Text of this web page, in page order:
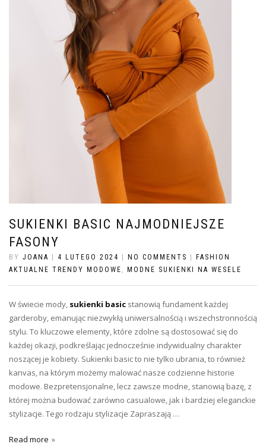
SUKIENKI BASIC NAJMODNIEJSZE
FASONY
BY JOANA | 4 LUTEGO 2024 | NO COMMENTS | FASHION
AKTUALNE TRENDY MODOWE
MODNE SUKIENKI NA WESELE
W świecie mody, sukienki basic stanowią fundament każdej
garderoby, emanując niezwykłą uniwersalnością i wszechstronnością
stylu. To kluczowe elementy, które zdolne są dostosować się do
każdej okazji, podkreślając jednocześnie indywidualny charakter
noszącej je kobiety. Sukienki basic to nie tylko ubrania, to również
kanvas, na którym możemy malować nasze codzienne historie
modowe. Bezpretensjonalne, lecz zawsze modne, stanowią bazę, z
której można budować zarówno casualowe, jak i bardziej eleganckie
stylizacje. Tego rodzaju stylizacje Zapraszają …
Read more